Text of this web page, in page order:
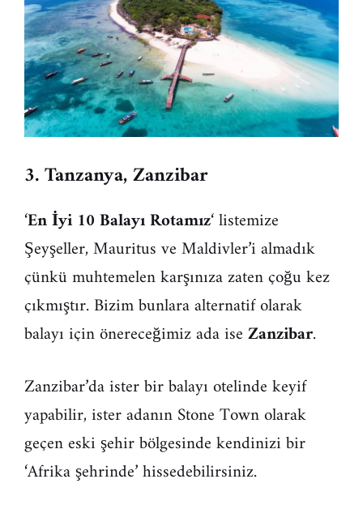
3. Tanzanya, Zanzibar
‘En İyi 10 Balayı Rotamız‘ listemize
Şeyşeller, Mauritus ve Maldivler’i almadık
çünkü muhtemelen karşınıza zaten çoğu kez
çıkmıştır. Bizim bunlara alternatif olarak
balayı için önereceğimiz ada iseZanzibar.
Zanzibar’da ister bir balayı otelinde keyif
yapabilir, ister adanın Stone Town olarak
geçen eski şehir bölgesinde kendinizi bir
‘Afrika şehrinde’ hissedebilirsiniz.